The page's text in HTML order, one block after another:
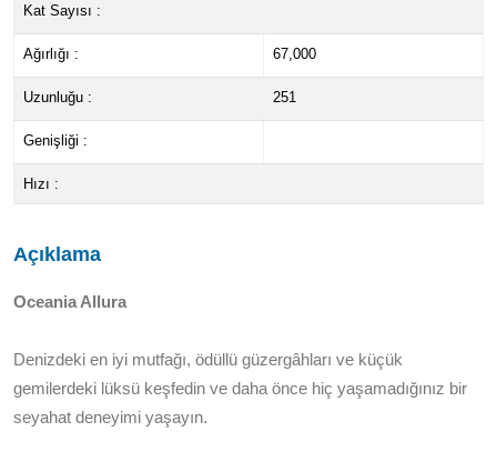
Kat Sayısı :
Ağırlığı : 67,000
Uzunluğu : 251
Genişliği :
Hızı :
Açıklama
Oceania Allura
Denizdeki en iyi mutfağı, ödüllü güzergâhları ve küçük
gemilerdeki lüksü keşfedin ve daha önce hiç yaşamadığınız bir
seyahat deneyimi yaşayın.